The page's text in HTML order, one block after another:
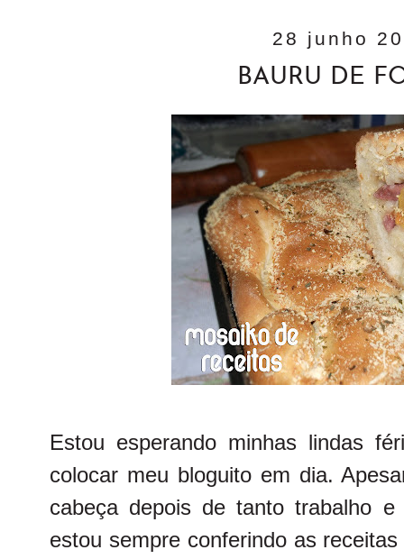
28 junho
BAURU DE
Estou esperando minhas lindas
colocar meu bloguito em dia.
cabeça depois de tanto trabalho
estou sempre conferindo as